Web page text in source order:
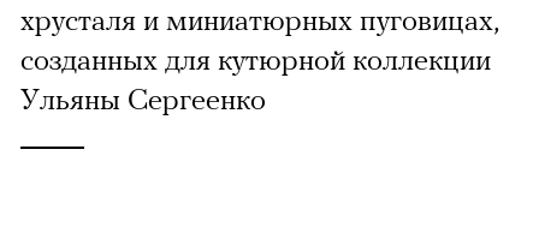
хрусталя и миниатюрных пуговицах,
созданных для кутюрной коллекции
Ульяны Сергеенко